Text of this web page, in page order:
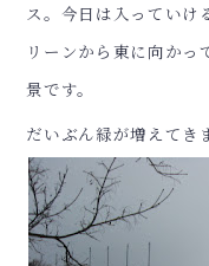
ス。今日は入っていけ
リーンから東に向かっ
景です。
だいぶん緑が増えてき